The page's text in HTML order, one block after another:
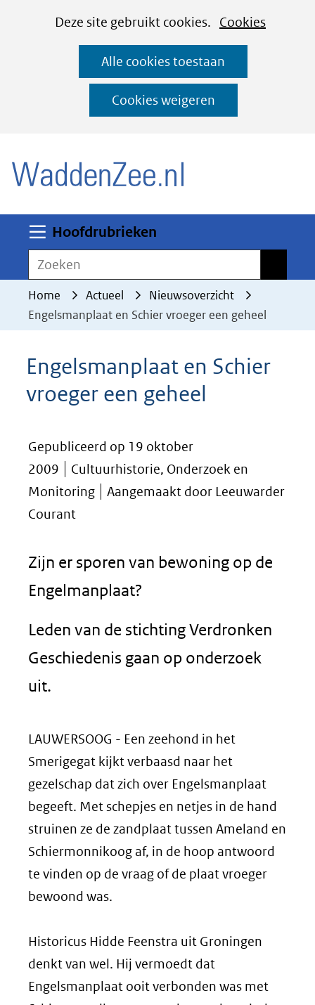
CookiesDeze site gebruikt cookies. Cookies
deze
worden
toegestaan
geweigerd.
Alle cookies toestaan
Cookies weigeren
Ga
naar
de
inhoud
Hoofdrubrieken
Zoeken
Home Actueel
Nieuwsoverzicht
Engelsmanplaat en Schier vroeger een geheel
Engelsmanplaat en Schier
vroeger een geheel
Gepubliceerd op 19 oktober
2009
Cultuurhistorie, Onderzoek en
Monitoring
Aangemaakt door Leeuwarder
Courant
Zijn er sporen van bewoning op de
Engelmanplaat?
Leden van de stichting Verdronken
Geschiedenis gaan op onderzoek
uit.
LAUWERSOOG - Een zeehond in het
Smerigegat kijkt verbaasd naar het
gezelschap dat zich over Engelsmanplaat
begeeft. Met schepjes en netjes in de hand
struinen ze de zandplaat tussen Ameland en
Schiermonnikoog af, in de hoop antwoord
te vinden op de vraag of de plaat vroeger
bewoond was.
Historicus Hidde Feenstra uit Groningen
denkt van wel. Hij vermoedt dat
Engelsmanplaat ooit verbonden was met